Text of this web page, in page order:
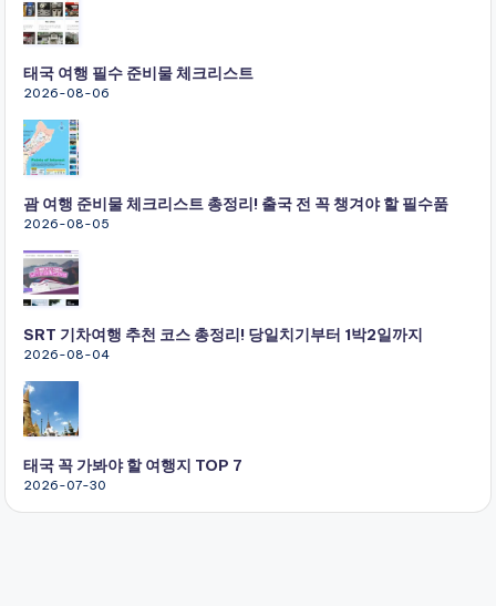
태국 여행 필수 준비물 체크리스트
2026-08-06
괌 여행 준비물 체크리스트 총정리! 출국 전 꼭 챙겨야 할 필수품
2026-08-05
SRT 기차여행 추천 코스 총정리! 당일치기부터 1박2일까지
2026-08-04
태국 꼭 가봐야 할 여행지 TOP 7
2026-07-30